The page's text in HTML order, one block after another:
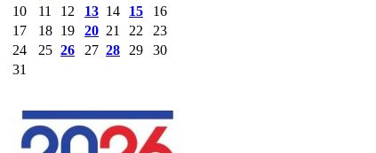
10
11 12 13 14 15
16
17
18 19 20 21 22
23
24
25 26 27 28 29
30
31